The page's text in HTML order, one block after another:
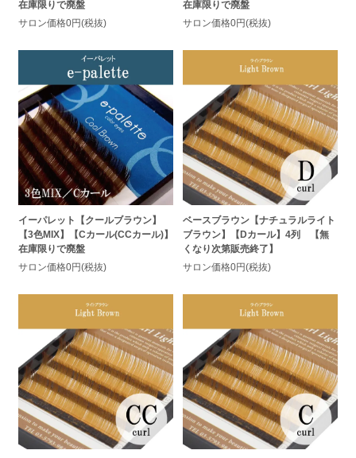
在庫限りで廃盤
サロン価格0円(税抜)
在庫限りで廃盤
サロン価格0円(税抜)
イーパレット【クールブラウン】
【3色MIX】【Cカール(CCカール)】
在庫限りで廃盤
サロン価格0円(税抜)
ベースブラウン【ナチュラルライト
ブラウン】【Dカール】4列 【無
くなり次第販売終了】
サロン価格0円(税抜)